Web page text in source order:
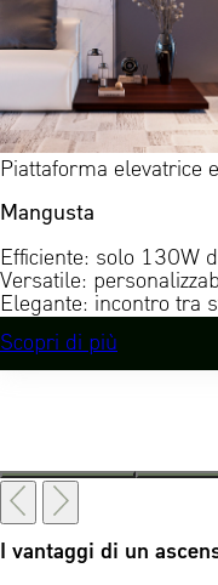
Piattaforma elevatrice
Mangusta
Efficiente: solo 130W
Versatile:
Elegante: incontro tra
Scopri di più
I vantaggi di un